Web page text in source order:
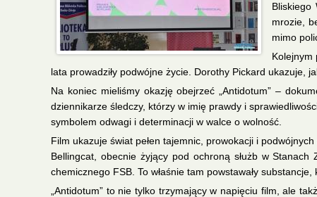
Bliskiego
mrozie,
mimo
Kolejnym
lata prowadziły podwójne życie. Dorothy Pickard ukazuje,
Na koniec mieliśmy okazję obejrzeć „Antidotum” –
dziennikarze śledczy, którzy w imię prawdy i
symbolem odwagi i determinacji w walce o wolność.
Film ukazuje świat pełen tajemnic, prowokacji i
Bellingcat, obecnie żyjący pod ochroną służb w
chemicznego FSB. To właśnie tam powstawały
„Antidotum” to nie tylko trzymający w napięciu film, ale